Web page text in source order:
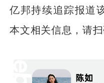
亿邦持续追踪报道
本文相关信息，请扫